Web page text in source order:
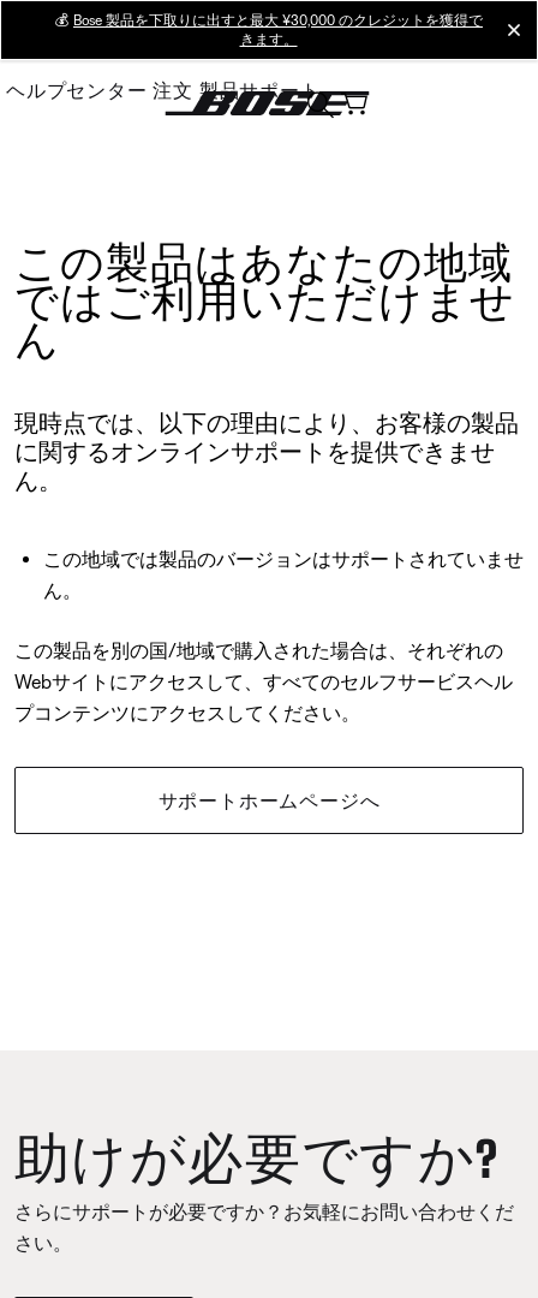
Main
💰 Bose 製品を下取りに出すと最大 ¥30,000 のクレジットを獲得で
きます。
ヘルプセンター 注文 製品サポート
この製品はあなたの地域
ではご利用いただけませ
ん
現時点では、以下の理由により、お客様の製品
に関するオンラインサポートを提供できませ
ん。
この地域では製品のバージョンはサポートされていませ
ん。
この製品を別の国/地域で購入された場合は、それぞれの
Webサイトにアクセスして、すべてのセルフサービスヘル
プコンテンツにアクセスしてください。
サポートホームページへ
助けが必要ですか?
さらにサポートが必要ですか？お気軽にお問い合わせくだ
さい。